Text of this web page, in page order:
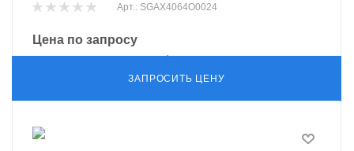
Арт.: SGAX4064O0024
Цена по запросу
ЗАПРОСИТЬ ЦЕНУ